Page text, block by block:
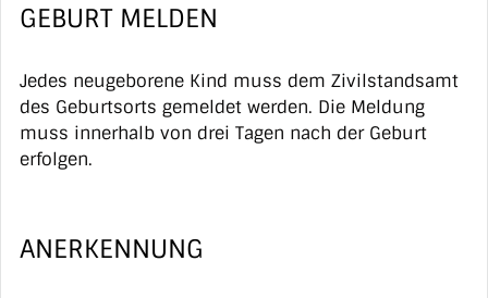
GEBURT MELDEN
Jedes neugeborene Kind muss dem Zivilstandsamt
des Geburtsorts gemeldet werden. Die Meldung
muss innerhalb von drei Tagen nach der Geburt
erfolgen.
ANERKENNUNG